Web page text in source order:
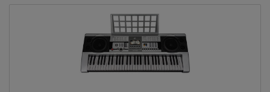
2016 r. w sprawie ochrony
osób fizycznych w związku z
przetwarzaniem danych
osobowych i w sprawie
swobodnego przepływu